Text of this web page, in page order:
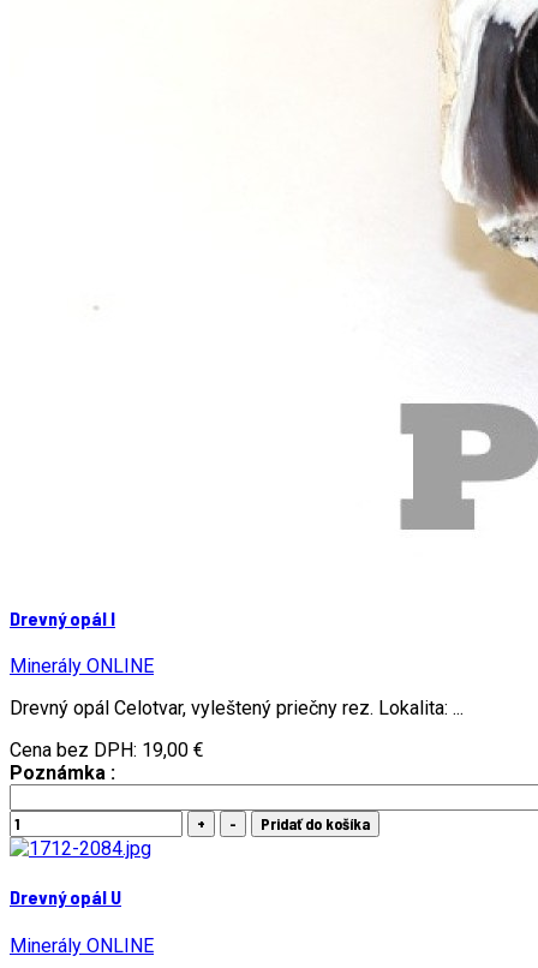
Drevný opál I
Minerály ONLINE
Drevný opál Celotvar, vyleštený priečny rez. Lokalita: ...
Cena bez DPH: 19,00 €
Poznámka :
Drevný opál U
Minerály ONLINE